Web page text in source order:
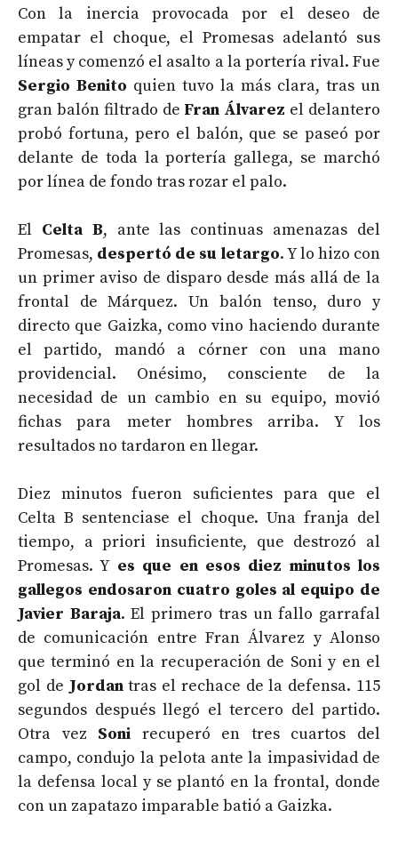
Con la inercia provocada por el deseo de
empatar el choque, el Promesas adelantó sus
líneas y comenzó el asalto a la portería rival. Fue
Sergio Benito quien tuvo la más clara, tras un
gran balón filtrado de Fran Álvarez el delantero
probó fortuna, pero el balón, que se paseó por
delante de toda la portería gallega, se marchó
por línea de fondo tras rozar el palo.
El Celta B, ante las continuas amenazas del
Promesas, despertó de su letargo. Y lo hizo con
un primer aviso de disparo desde más allá de la
frontal de Márquez. Un balón tenso, duro y
directo que Gaizka, como vino haciendo durante
el partido, mandó a córner con una mano
providencial. Onésimo, consciente de la
necesidad de un cambio en su equipo, movió
fichas para meter hombres arriba. Y los
resultados no tardaron en llegar.
Diez minutos fueron suficientes para que el
Celta B sentenciase el choque. Una franja del
tiempo, a priori insuficiente, que destrozó al
Promesas. Y es que en esos diez minutos los
gallegos endosaron cuatro goles al equipo de
Javier Baraja. El primero tras un fallo garrafal
de comunicación entre Fran Álvarez y Alonso
que terminó en la recuperación de Soni y en el
gol de Jordantras el rechace de la defensa. 115
segundos después llegó el tercero del partido.
Otra vez Soni recuperó en tres cuartos del
campo, condujo la pelota ante la impasividad de
la defensa local y se plantó en la frontal, donde
con un zapatazo imparable batió a Gaizka.